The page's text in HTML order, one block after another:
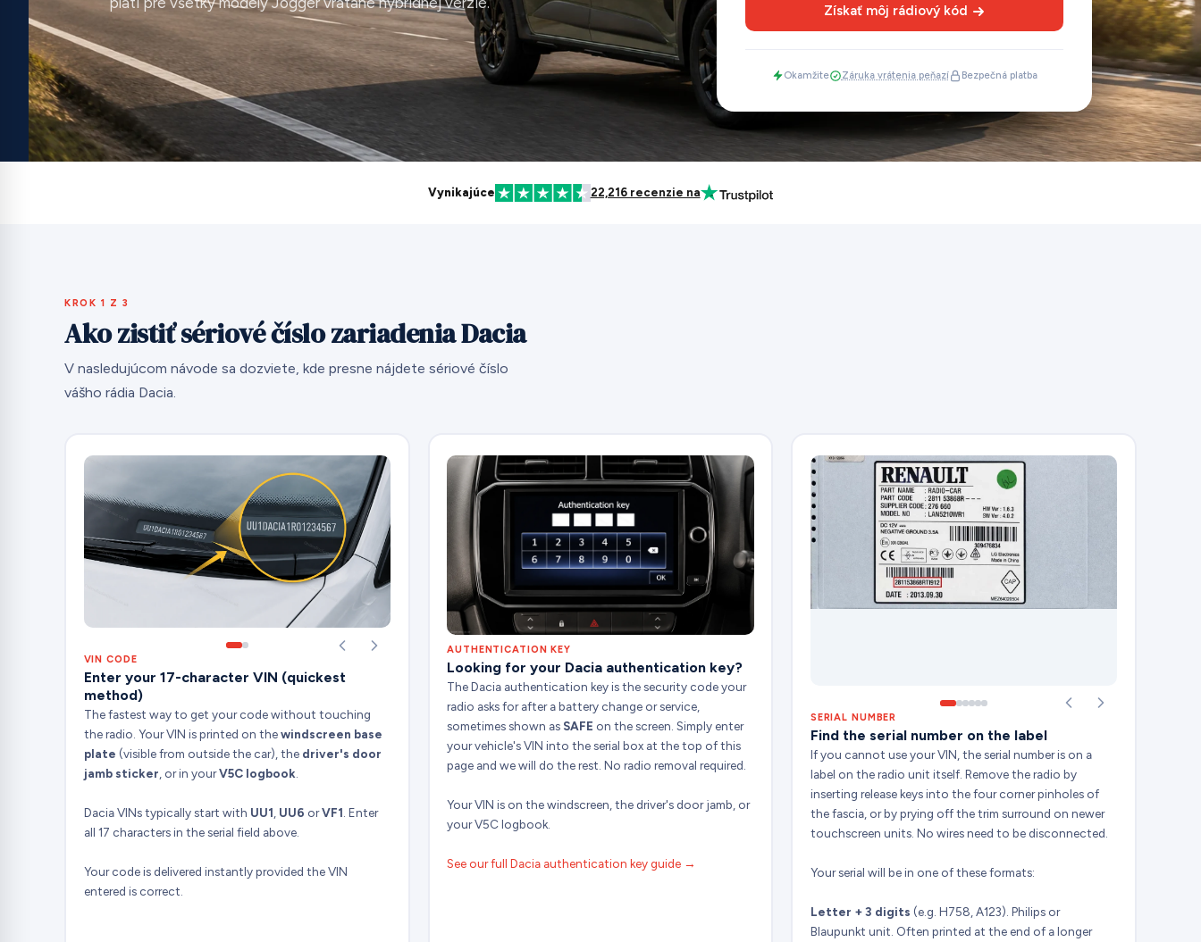
Získať môj rádiový kód
Okamžite Záruka vrátenia peňazí Bezpečná platba
Vynikajúce 22,216 recenzie na
KROK 1 Z 3
Ako zistiť sériové číslo zariadenia Dacia
V nasledujúcom návode sa dozviete, kde presne nájdete sériové číslo
vášho rádia Dacia.
VIN CODE
Enter your 17-character VIN (quickest
method)
The fastest way to get your code without touching
the radio. Your VIN is printed on thewindscreen base
plate (visible from outside the car), the driver's door
jamb sticker, or in yourV5C logbook.
Dacia VINs typically start with UU1, UU6 orVF1. Enter
all 17 characters in the serial field above.
Your code is delivered instantly provided the VIN
entered is correct.
AUTHENTICATION KEY
Looking for your Dacia authentication key?
The Dacia authentication key is the security code your
radio asks for after a battery change or service,
sometimes shown as SAFE on the screen. Simply enter
your vehicle's VIN into the serial box at the top of this
page and we will do the rest. No radio removal required.
Your VIN is on the windscreen, the driver's door jamb, or
your V5C logbook.
See our full Dacia authentication key guide →
SERIAL NUMBER
Find the serial number on the label
If you cannot use your VIN, the serial number is on a
label on the radio unit itself. Remove the radio by
inserting release keys into the four corner pinholes of
the fascia, or by prying off the trim surround on newer
touchscreen units. No wires need to be disconnected.
Your serial will be in one of these formats:
Letter + 3 digits (e.g. H758, A123). Philips or
Blaupunkt unit. Often printed at the end of a longer